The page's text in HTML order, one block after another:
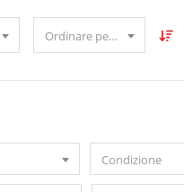
Ordinare per data
Condizione